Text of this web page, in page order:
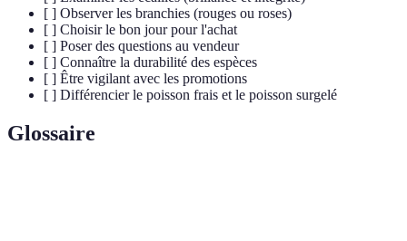
[ ] Observer les branchies (rouges ou roses)
[ ] Choisir le bon jour pour l'achat
[ ] Poser des questions au vendeur
[ ] Connaître la durabilité des espèces
[ ] Être vigilant avec les promotions
[ ] Différencier le poisson frais et le poisson surgelé
Glossaire